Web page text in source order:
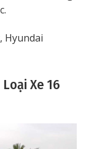
Hyundai
Xe 16